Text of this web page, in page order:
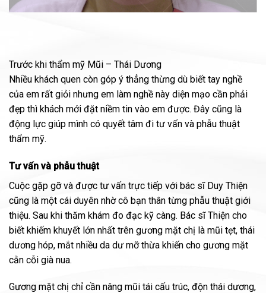
Trước khi thẩm mỹ Mũi – Thái Dương
Nhiều khách quen còn góp ý thẳng thừng dù biết tay nghề
của em rất giỏi nhưng em làm nghề này diện mạo cần phải
đẹp thì khách mới đặt niềm tin vào em được. Đây cũng là
động lực giúp mình có quyết tâm đi tư vấn và phẫu thuật
thẩm mỹ.
Tư vấn và phẫu thuật
Cuộc gặp gỡ và được tư vấn trực tiếp với bác sĩ Duy Thiện
cũng là một cái duyên nhờ cô bạn thân từng phẫu thuật giới
thiệu. Sau khi thăm khám đo đạc kỹ càng. Bác sĩ Thiện cho
biết khiếm khuyết lớn nhất trên gương mặt chị là mũi tẹt, thái
dương hóp, mắt nhiều da dư mỡ thừa khiến cho gương mặt
cằn cỗi già nua.
Gương mặt chị chỉ cần nâng mũi tái cấu trúc, độn thái dương,